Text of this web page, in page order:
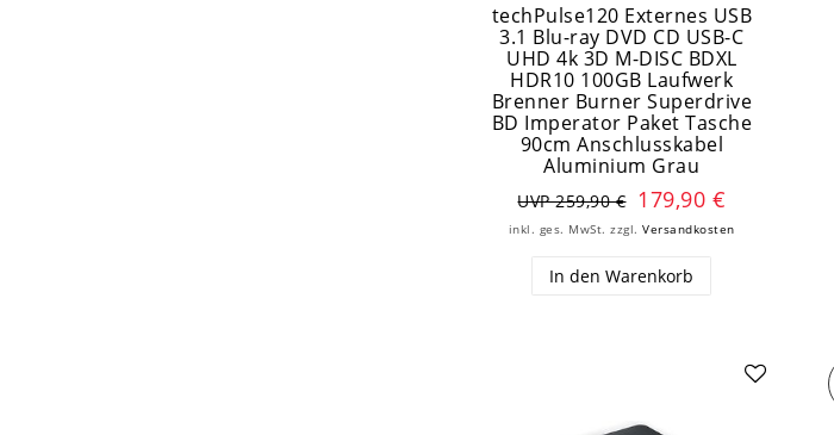
techPulse120 Externes USB
3.1 Blu-ray DVD CD USB-C
UHD 4k 3D M-DISC BDXL
HDR10 100GB Laufwerk
Brenner Burner Superdrive
BD Imperator Paket Tasche
90cm Anschlusskabel
Aluminium Grau
UVP 259,90 € 179,90 €
inkl. ges. MwSt. zzgl.Versandkosten
In den Warenkorb